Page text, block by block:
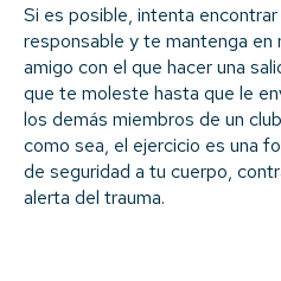
Si es posible, intenta
responsable y te mantenga en
amigo con el que hacer una
que te moleste hasta que le
los demás miembros de un
como sea, el ejercicio es una
de seguridad a tu cuerpo,
alerta del trauma.